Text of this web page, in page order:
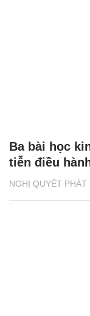
NGHỊ QUYẾT PHÁT
Ba bài học
tiễn điều